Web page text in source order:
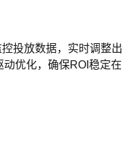
投放数据，实时调整出
优化，确保ROI稳定在